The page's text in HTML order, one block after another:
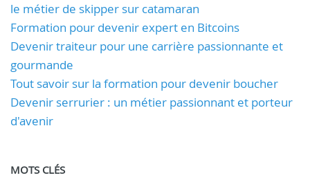
le métier de skipper sur catamaran
Formation pour devenir expert en Bitcoins
Devenir traiteur pour une carrière passionnante et
gourmande
Tout savoir sur la formation pour devenir boucher
Devenir serrurier : un métier passionnant et porteur
d'avenir
MOTS CLÉS